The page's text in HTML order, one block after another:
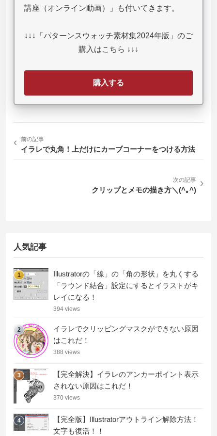
講座（オンライン動画）」も付いてきます。
↓↓↓「パターンスウォッチ素材集2024年版」のご
購入はこちら ↓↓↓
購入する
‹ 前の記事
イラレで丸角！上だけにカーブコーナーをつける方法
次の記事
クリップとメモの描き方＼(^｡^)
›
人気記事
1
Illustratorの「線」の「角の形状」を丸くする
「ラウンド結合」設定にするとイラストがキ
レイになる！
394 views
2
イラレでクリッピングマスクができない原因
はこれだ！
388 views
3
【完全解決】イラレのアンカーポイント表示
されない原因はこれだ！
370 views
4
【完全版】Illustratorアウトライン解除方法！
文字も復活！！